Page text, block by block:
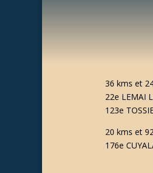
36 kms et
22e LEMAI
123e
20 kms et
176e